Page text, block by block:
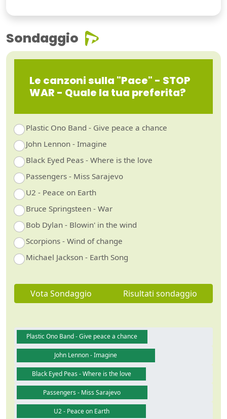
Sondaggio
Le canzoni sulla "Pace" - STOP
WAR - Quale la tua preferita?
Plastic Ono Band - Give peace a chance
John Lennon - Imagine
Black Eyed Peas - Where is the love
Passengers - Miss Sarajevo
U2 - Peace on Earth
Bruce Springsteen - War
Bob Dylan - Blowin' in the wind
Scorpions - Wind of change
Michael Jackson - Earth Song
Vota Sondaggio Risultati sondaggio
Plastic Ono Band - Give peace a chance
John Lennon - Imagine
Black Eyed Peas - Where is the love
Passengers - Miss Sarajevo
U2 - Peace on Earth